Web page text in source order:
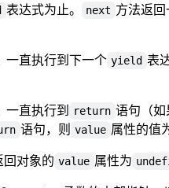
表达式为止。 next 方法返
一直执行到下一个 yield 表
一直执行到 return 语句（如
语句，则 value 属性的值
回对象的 value 属性为